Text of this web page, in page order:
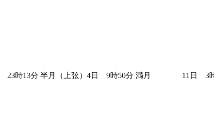
時13分 半月（上弦）4日 9時50分 満月 11日 3時